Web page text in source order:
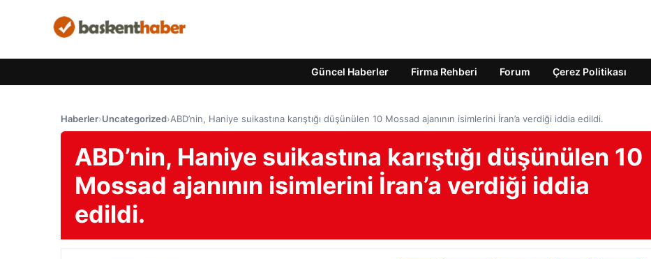
Güncel Haberler Firma Rehberi Forum Çerez Politikası
Haberler›Uncategorized›ABD’nin, Haniye suikastına karıştığı düşünülen 10 Mossad ajanının isimlerini İran’a verdiği iddia edildi.
ABD’nin, Haniye suikastına karıştığı düşünülen 10
Mossad ajanının isimlerini İran’a verdiği iddia
edildi.